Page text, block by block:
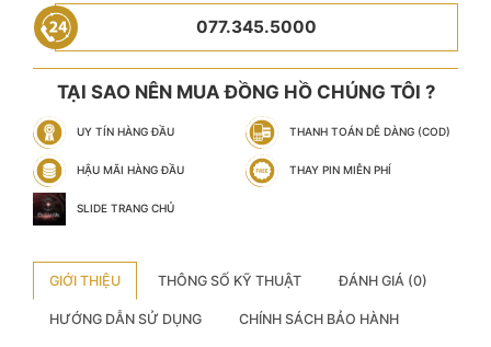
077.345.5000
TẠI SAO NÊN MUA ĐỒNG HỒ CHÚNG TÔI ?
UY TÍN HÀNG ĐẦU THANH TOÁN DỄ DÀNG (COD)
HẬU MÃI HÀNG ĐẦU THAY PIN MIỄN PHÍ
SLIDE TRANG CHỦ
GIỚI THIỆU THÔNG SỐ KỸ THUẬT ĐÁNH GIÁ (0)
HƯỚNG DẪN SỬ DỤNG CHÍNH SÁCH BẢO HÀNH